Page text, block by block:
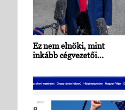
Ez nem elnöki, mint
inkább cégvezetői…